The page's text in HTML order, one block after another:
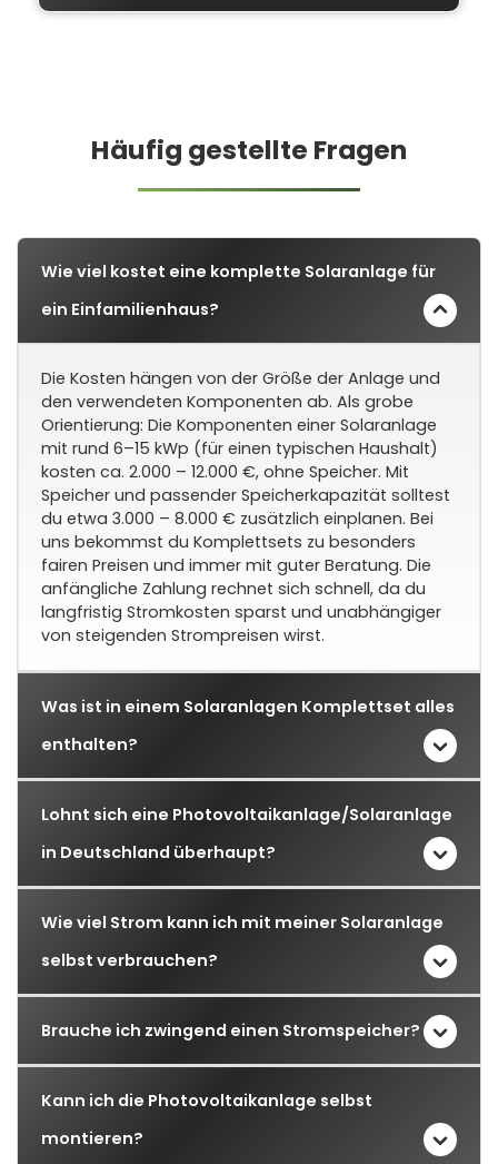
Häufig gestellte Fragen
Wie viel kostet eine komplette Solaranlage für
ein Einfamilienhaus?
Die Kosten hängen von der Größe der Anlage und
den verwendeten Komponenten ab. Als grobe
Orientierung: Die Komponenten einer Solaranlage
mit rund 6–15 kWp (für einen typischen Haushalt)
kosten ca. 2.000 – 12.000 €, ohne Speicher. Mit
Speicher und passender Speicherkapazität solltest
du etwa 3.000 – 8.000 € zusätzlich einplanen. Bei
uns bekommst du Komplettsets zu besonders
fairen Preisen und immer mit guter Beratung. Die
anfängliche Zahlung rechnet sich schnell, da du
langfristig Stromkosten sparst und unabhängiger
von steigenden Strompreisen wirst.
Was ist in einem Solaranlagen Komplettset alles
enthalten?
Lohnt sich eine Photovoltaikanlage/Solaranlage
in Deutschland überhaupt?
Wie viel Strom kann ich mit meiner Solaranlage
selbst verbrauchen?
Brauche ich zwingend einen Stromspeicher?
Kann ich die Photovoltaikanlage selbst
montieren?